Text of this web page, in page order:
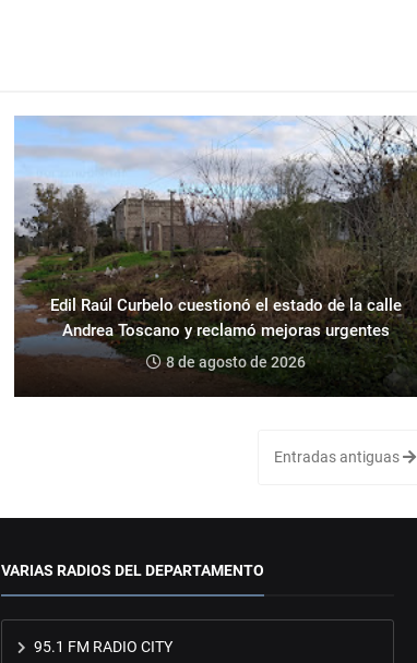
Edil Raúl Curbelo cuestionó el estado de la calle
Andrea Toscano y reclamó mejoras urgentes
8 de agosto de 2026
Entradas antiguas
VARIAS RADIOS DEL DEPARTAMENTO
95.1 FM RADIO CITY